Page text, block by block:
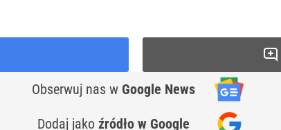
Obserwuj nas w Google News
Dodaj jako źródło w Google